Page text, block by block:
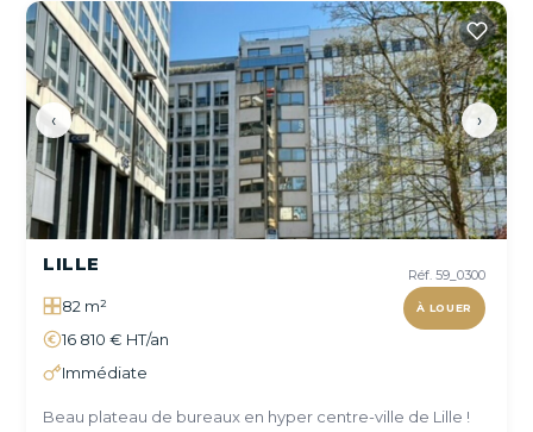
‹ ›
Réf. 59_0300
À LOUER
LILLE
82 m²
16 810 € HT/an
Immédiate
Beau plateau de bureaux en hyper centre-ville de Lille !